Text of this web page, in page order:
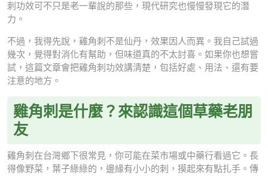
刺功效可不只是老一輩說的那些，現代研究也慢慢發現它的潛
力。
不過，我得先說，雞角刺不是仙丹，效果因人而異。我自己試過
幾次，覺得對消化有幫助，但味道真的不太討喜。如果你也想嘗
試，這篇文章會把雞角刺功效講清楚，包括好處、用法、還有要
注意的地方。
雞角刺是什麼？來認識這個草藥老朋
友
雞角刺在台灣鄉下很常見，你可能在菜市場或中藥行看過它。長
得像野菜，葉子綠綠的，邊緣有小小的刺，摸起來有點扎手。傳